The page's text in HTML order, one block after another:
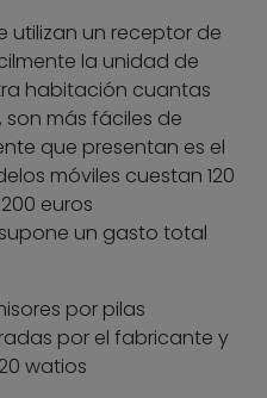
utilizan un receptor de
la unidad de
habitación cuantas
son más fáciles de
que presentan es el
móviles cuestan 120
euros
un gasto total
por pilas
por el fabricante y
watios